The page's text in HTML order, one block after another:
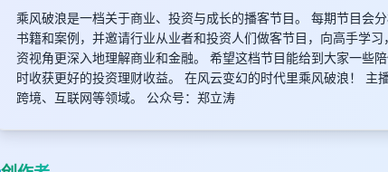
乘风破浪是一档关于商业、投资与成长的播客节目。 每期节目会
书籍和案例，并邀请行业从业者和投资人们做客节目，向高手学
资视角更深入地理解商业和金融。 希望这档节目能给到大家一些
时收获更好的投资理财收益。 在风云变幻的时代里乘风破浪！ 主
跨境、互联网等领域。 公众号：郑立涛